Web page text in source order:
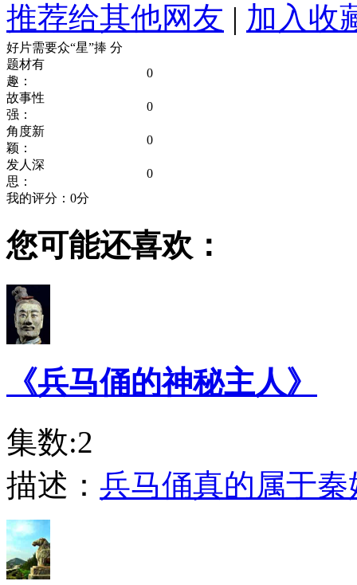
推荐给其他网友 | 加入收
好片需要众“星”捧 分
题材有
趣：
0
故事性
强：
0
角度新
颖：
0
发人深
思：
0
我的评分： 0分
您可能还喜欢：
《兵马俑的神秘主人》
集数:2
描述： 兵马俑真的属于秦